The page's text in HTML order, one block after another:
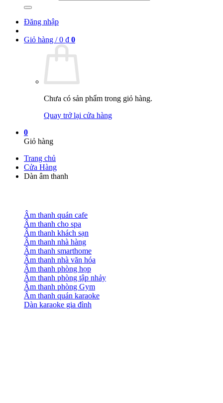
Đăng nhập
Giỏ hàng /0 ₫ 0
Chưa có sản phẩm trong giỏ hàng.
Quay trở lại cửa hàng
0
Giỏ hàng
Trang chủ
Cửa Hàng
Dàn âm thanh
Âm thanh quán cafe
Âm thanh cho spa
Âm thanh khách sạn
Âm thanh nhà hàng
Âm thanh smarthome
Âm thanh nhà văn hóa
Âm thanh phòng họp
Âm thanh phòng tập nhảy
Âm thanh phòng Gym
Âm thanh quán karaoke
Dàn karaoke gia đình